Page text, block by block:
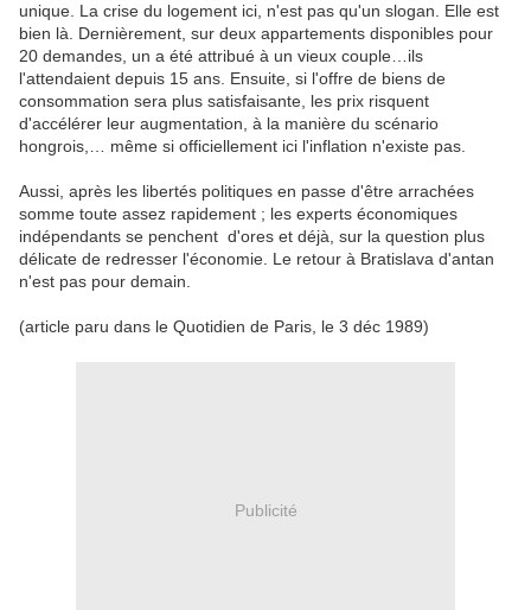
unique. La crise du logement ici, n'est pas qu'un slogan. Elle est
bien là. Dernièrement, sur deux appartements disponibles pour
20 demandes, un a été attribué à un vieux couple…ils
l'attendaient depuis 15 ans. Ensuite, si l'offre de biens de
consommation sera plus satisfaisante, les prix risquent
d'accélérer leur augmentation, à la manière du scénario
hongrois,… même si officiellement ici l'inflation n'existe pas.
Aussi, après les libertés politiques en passe d'être arrachées
somme toute assez rapidement ; les experts économiques
indépendants se penchent d'ores et déjà, sur la question plus
délicate de redresser l'économie. Le retour à Bratislava d'antan
n'est pas pour demain.
(article paru dans le Quotidien de Paris, le 3 déc 1989)
Publicité